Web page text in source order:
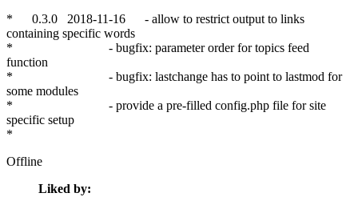
* 0.3.0 2018-11-16 - allow to restrict output to links
containing specific words
* - bugfix: parameter order for topics feed
function
* - bugfix: lastchange has to point to lastmod for
some modules
* - provide a pre-filled config.php file for site
specific setup
*
Offline
Liked by: